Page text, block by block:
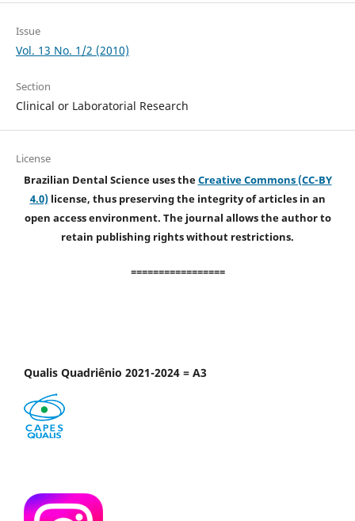
Issue
Vol. 13 No. 1/2 (2010)
Section
Clinical or Laboratorial Research
License
Brazilian Dental Science uses theCreative Commons (CC-BY
4.0)license, thus preserving the integrity of articles in an
open access environment. The journal allows the author to
retain publishing rights without restrictions.
=================
Qualis Quadriênio 2021-2024 = A3